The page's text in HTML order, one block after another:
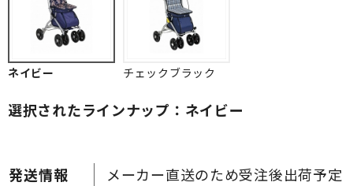
メーカー直送のため受注後出荷予定
ネイビー チェックブラック
選択されたラインナップ：ネイビー